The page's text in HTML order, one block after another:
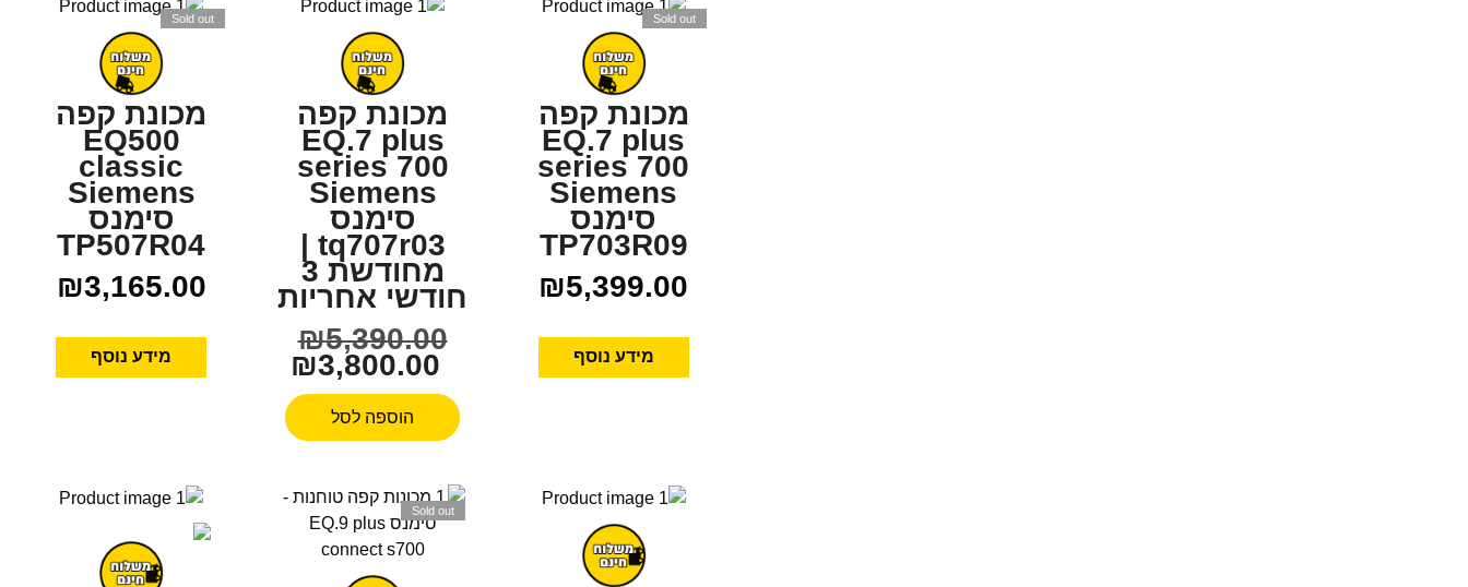
Sold out
מכונת קפה
EQ.7 plus
series 700
Siemens
סימנס
TP703R09
₪5,399.00
מידע נוסף
מכונת קפה
EQ.7 plus
series 700
Siemens
סימנס
tq707r03 |
מחודשת 3
חודשי אחריות
₪5,390.00
₪3,800.00
הוספה לסל
Sold out
מכונת קפה
EQ500
classic
Siemens
סימנס
TP507R04
₪3,165.00
מידע נוסף
Sold out